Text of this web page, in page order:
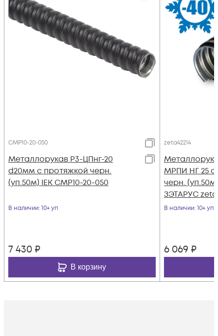
CMP10-20-050
Металлорукав Р3-ЦПнг-20
d20мм с протяжкой черн.
(уп.50м) IEK CMP10-20-050
В наличии: 10+ уп
7 430 ₽
В корзину
zeta42214
МРПИ НГ 25
черн.
ЗЭТАРУС
В наличии: 10+ уп
6 069 ₽